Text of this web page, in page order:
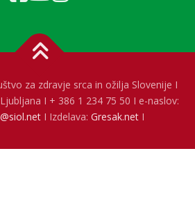
za zdravje srca in ožilja Slovenije I
I + 386 1 234 75 50 I e-naslov:
I Izdelava: Gresak.net I